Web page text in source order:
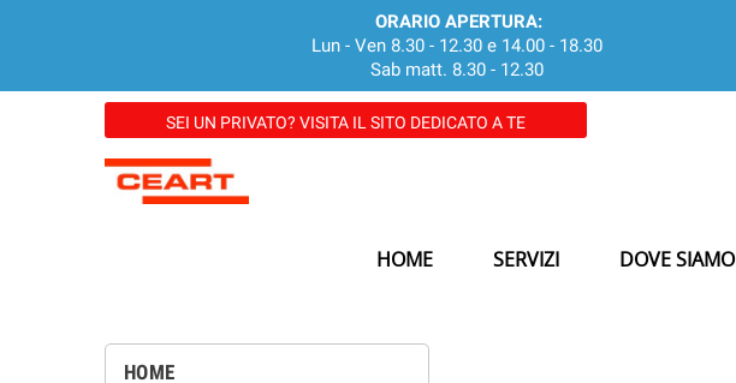
ORARIO APERTURA:
Lun - Ven 8.30 - 12.30 e 14.00 - 18.30
Sab matt. 8.30 - 12.30
SEI UN PRIVATO? VISITA IL SITO DEDICATO A TE
HOME SERVIZI DOVE SIAMO
HOME